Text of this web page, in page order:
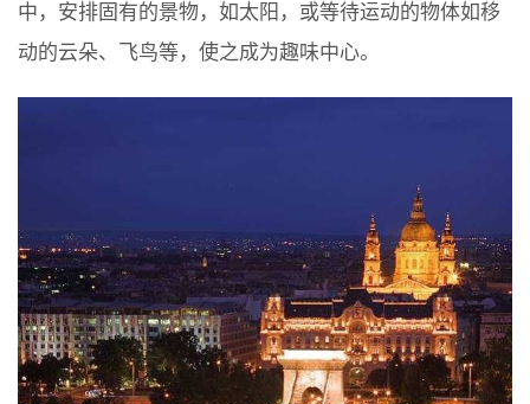
中，安排固有的景物，如太阳，或等待运动的物体如移
动的云朵、飞鸟等，使之成为趣味中心。